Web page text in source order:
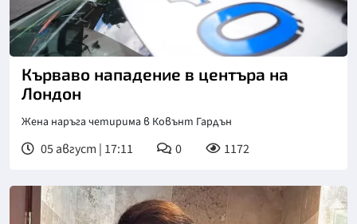
Кърваво нападение в центъра на
Лондон
Жена наръга четирима в Ковънт Гардън
05 август | 17:11 0 1172